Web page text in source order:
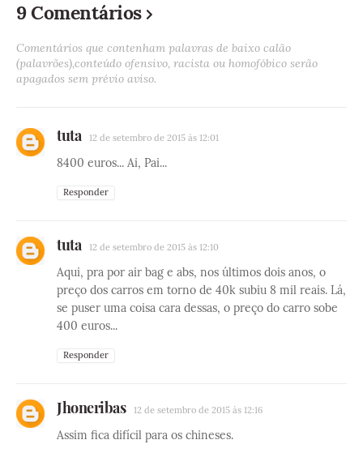
9 Comentários
Comentários que contenham palavras de baixo calão
(palavrões),conteúdo ofensivo, racista ou homofóbico serão
apagados sem prévio aviso.
tuta 12 de setembro de 2015 às 12:01
8400 euros... Ai, Pai...
Responder
tuta 12 de setembro de 2015 às 12:10
Aqui, pra por air bag e abs, nos últimos dois anos, o
preço dos carros em torno de 40k subiu 8 mil reais. Lá,
se puser uma coisa cara dessas, o preço do carro sobe
400 euros...
Responder
Jhoneribas 12 de setembro de 2015 às 12:16
Assim fica difícil para os chineses.